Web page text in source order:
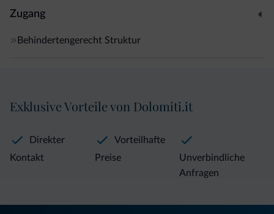
Zugang
Behindertengerecht Struktur
Exklusive Vorteile von Dolomiti.it
Direkter
Kontakt
Vorteilhafte
Preise
Unverbindliche
Anfragen